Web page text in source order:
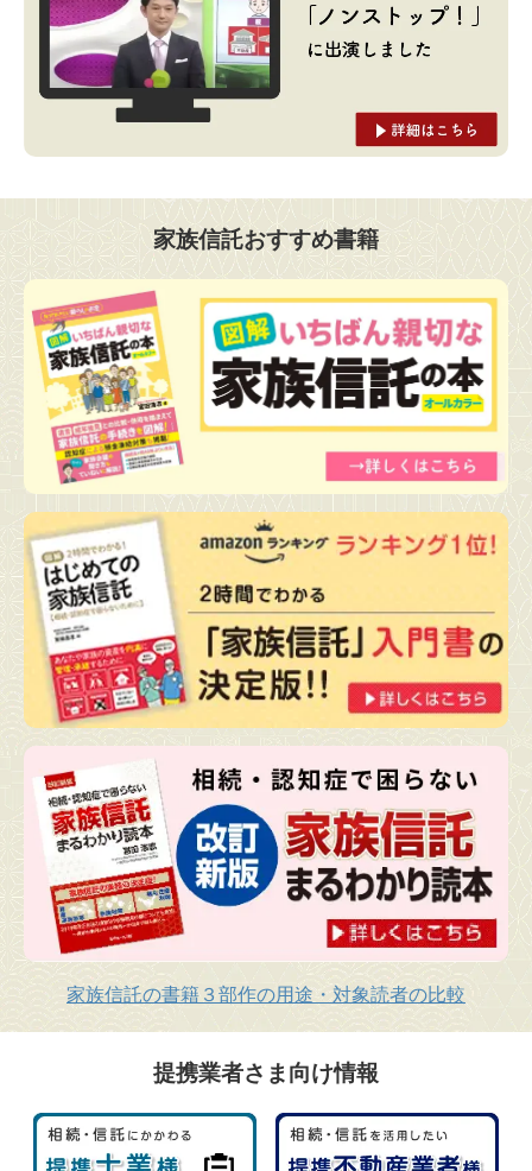
家族信託おすすめ書籍
家族信託の書籍３部作の用途・対象読者の比較
提携業者さま向け情報